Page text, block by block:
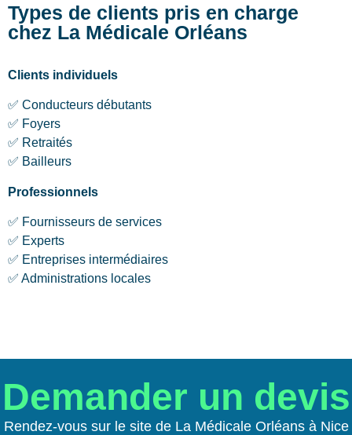
Types de clients pris en charge
chez La Médicale Orléans
Clients individuels
✅ Conducteurs débutants
✅ Foyers
✅ Retraités
✅ Bailleurs
Professionnels
✅ Fournisseurs de services
✅ Experts
✅ Entreprises intermédiaires
✅ Administrations locales
Demander un devis
Rendez-vous sur le site de La Médicale Orléans à Nice